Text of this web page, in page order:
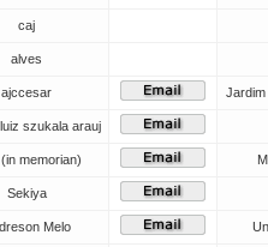
caj
alves
ajccesar
szukala arauj
memorian)
Sekiya
Melo